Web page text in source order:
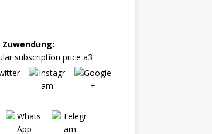
subscription price a3